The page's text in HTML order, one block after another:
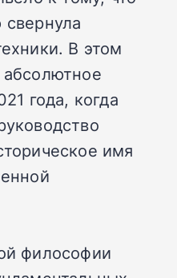
В этом
года, когда
имя
философии